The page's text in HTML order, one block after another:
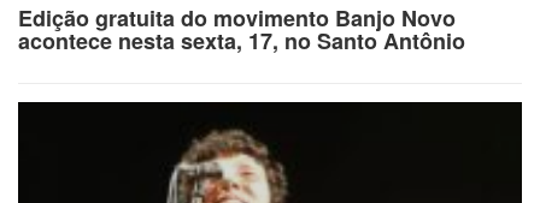
Edição gratuita do movimento Banjo Novo
acontece nesta sexta, 17, no Santo Antônio